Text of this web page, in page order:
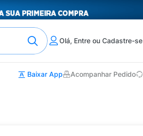
Olá, Entre ou Cadastre-se
Baixar App Acompanhar Pedido